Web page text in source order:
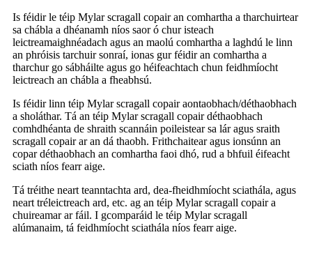
Is féidir le téip Mylar scragall copair an comhartha a tharchuirtear
sa chábla a dhéanamh níos saor ó chur isteach
leictreamaighnéadach agus an maolú comhartha a laghdú le linn
an phróisis tarchuir sonraí, ionas gur féidir an comhartha a
tharchur go sábháilte agus go héifeachtach chun feidhmíocht
leictreach an chábla a fheabhsú.
Is féidir linn téip Mylar scragall copair aontaobhach/déthaobhach
a sholáthar. Tá an téip Mylar scragall copair déthaobhach
comhdhéanta de shraith scannáin poileistear sa lár agus sraith
scragall copair ar an dá thaobh. Frithchaitear agus ionsúnn an
copar déthaobhach an comhartha faoi dhó, rud a bhfuil éifeacht
sciath níos fearr aige.
Tá tréithe neart teanntachta ard, dea-fheidhmíocht sciathála, agus
neart tréleictreach ard, etc. ag an téip Mylar scragall copair a
chuireamar ar fáil. I gcomparáid le téip Mylar scragall
alúmanaim, tá feidhmíocht sciathála níos fearr aige.